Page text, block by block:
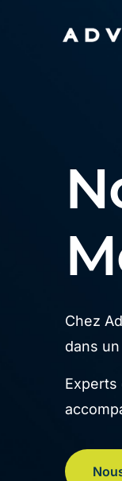
Chez
dans
Experts